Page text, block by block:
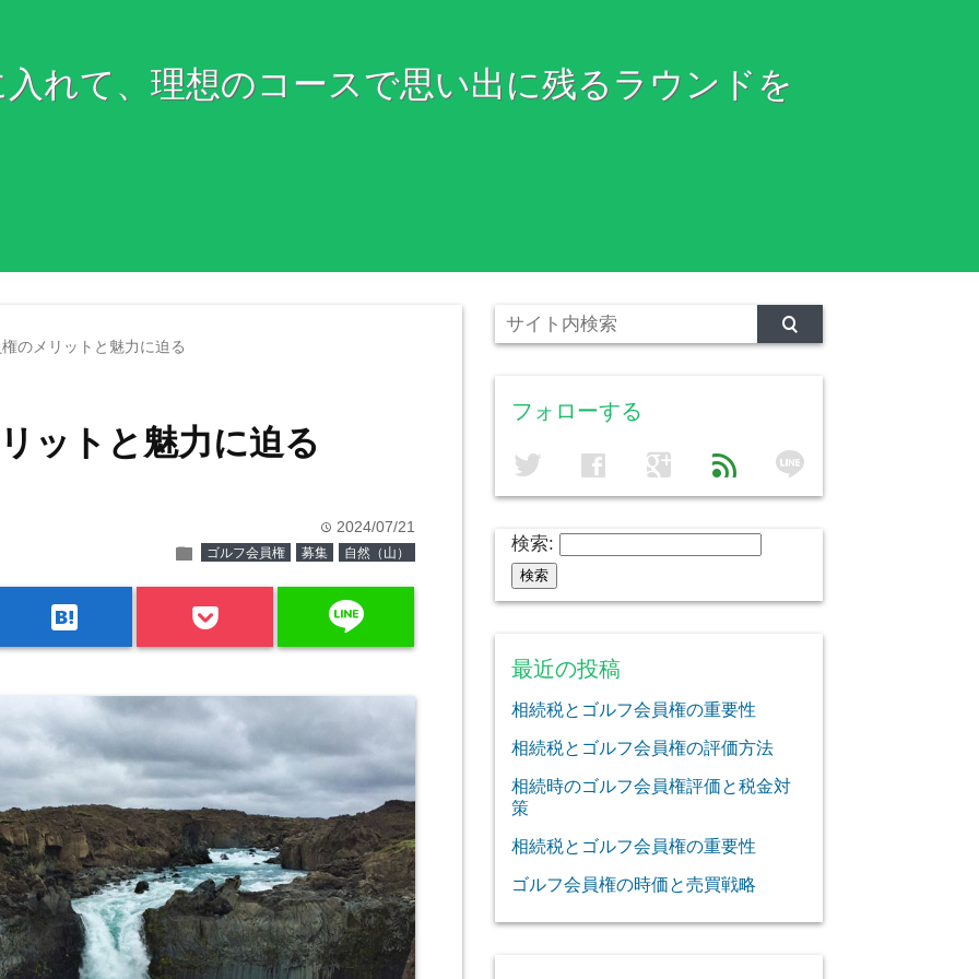
れて、理想のコースで思い出に残るラウンドを
のメリットと魅力に迫る
ットと魅力に迫る
time 2024/07/21
folder ゴルフ会員権 募集 自然（山）
hatenabookmark line
フォローする
twitter facebook google feed line
検索:
最近の投稿
相続税とゴルフ会員権の重要性
相続税とゴルフ会員権の評価方法
相続時のゴルフ会員権評価と税金対
策
相続税とゴルフ会員権の重要性
ゴルフ会員権の時価と売買戦略